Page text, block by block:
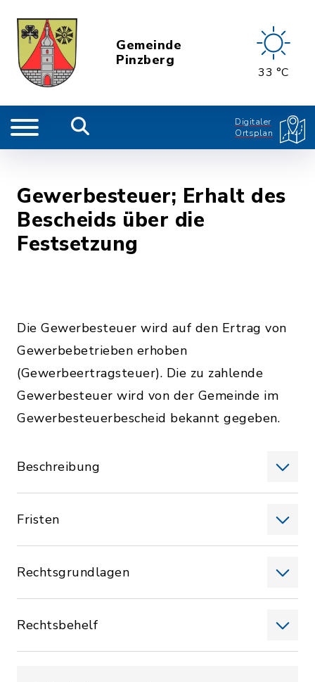
Gemeinde
Pinzberg
33 °C
Digitaler
Ortsplan
Gewerbesteuer; Erhalt des
Bescheids über die
Festsetzung
Die Gewerbesteuer wird auf den Ertrag von
Gewerbebetrieben erhoben
(Gewerbeertragsteuer). Die zu zahlende
Gewerbesteuer wird von der Gemeinde im
Gewerbesteuerbescheid bekannt gegeben.
Beschreibung
Fristen
Rechtsgrundlagen
Rechtsbehelf